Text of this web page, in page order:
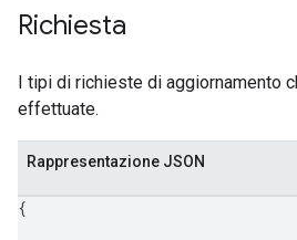
Richiesta
I tipi di richieste di aggiornamento
effettuate.
Rappresentazione JSON
{